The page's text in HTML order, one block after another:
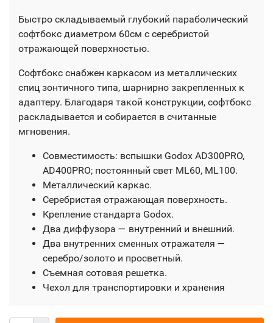
Быстро складываемый глубокий параболический
софтбокс диаметром 60см с серебристой
отражающей поверхностью.
Софтбокс снабжен каркасом из металлических
спиц зонтичного типа, шарнирно закрепленных к
адаптеру. Благодаря такой конструкции, софтбокс
раскладывается и собирается в считанные
мгновения.
Совместимость: вспышки Godox AD300PRO,
AD400PRO; постоянный свет ML60, ML100.
Металлический каркас.
Серебристая отражающая поверхность.
Крепление стандарта Godox.
Два диффузора — внутренний и внешний.
Два внутренних сменных отражателя —
серебро/золото и просветный.
Съемная сотовая решетка.
Чехол для транспортировки и хранения